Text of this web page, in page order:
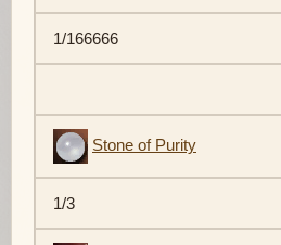
1/166666
Stone of Purity
1/3